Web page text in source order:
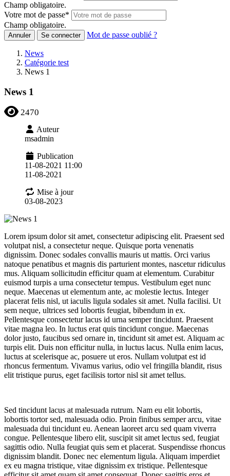
Champ obligatoire.
Votre mot de passe*
Champ obligatoire.
Annuler Se connecter Mot de passe oublié ?
News
Catégorie test
News 1
News 1
2470
Auteur
msadmin
Publication
11-08-2021 11:00
11-08-2021
Mise à jour
03-08-2023
Lorem ipsum dolor sit amet, consectetur adipiscing elit. Praesent sed
volutpat nisl, a consectetur neque. Quisque porta venenatis
dignissim. Donec sodales convallis mauris ut mattis. Orci varius
natoque penatibus et magnis dis parturient montes, nascetur ridiculus
mus. Aliquam sollicitudin efficitur quam at elementum. Curabitur
euismod turpis a urna consectetur tempus. Vestibulum eget nunc
neque. Maecenas ut elementum ante, ac molestie lectus. Integer
placerat felis nisl, ut iaculis ligula sodales sit amet. Nulla facilisi. Ut
sem neque, ultrices sed lobortis feugiat, bibendum in ex.
Pellentesque consectetur lacus id urna semper tincidunt. Praesent
vitae magna leo. In luctus erat quis tincidunt congue. Maecenas
dolor justo, faucibus sed ornare in, tincidunt sit amet est. Aliquam ac
turpis elit. Duis non efficitur nulla, in luctus lacus. Nulla enim lacus,
luctus at scelerisque ac, posuere ut eros. Nullam volutpat est id
rhoncus fermentum. Vivamus varius, odio vel fringilla blandit, risus
elit tristique purus, eget facilisis tortor nisl sit amet tellus.
Sed tincidunt lacus at malesuada rutrum. Nam eu elit lobortis,
lobortis tortor sed, malesuada odio. Proin finibus semper arcu, vitae
malesuada dui tincidunt eu. Aenean laoreet arcu sed quam viverra
congue. Pellentesque libero elit, suscipit sit amet lectus sed, feugiat
sagittis odio. Nulla feugiat quis sem et placerat. Suspendisse rhoncus
dignissim blandit. Donec nec elementum ligula. Aliquam imperdiet
ex eu magna tristique, vitae dignissim ex tristique. Pellentesque